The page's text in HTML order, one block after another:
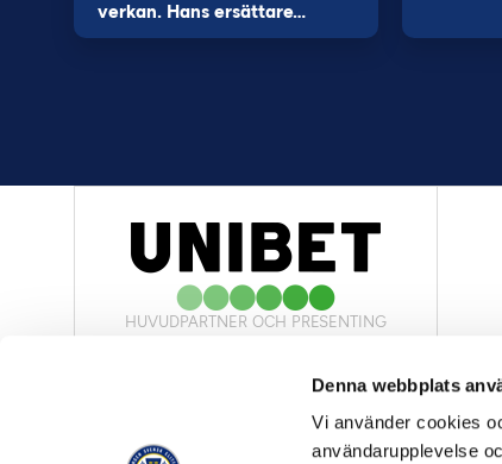
Denna webbplats
Vi använder cookies
användarupplevelse
verkan. Hans ersättare…
HUVUDPARTNER OCH PRESENTING